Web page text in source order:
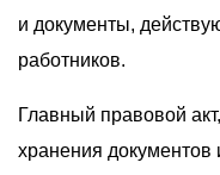
и документы,
работников.
Главный правовой
хранения документов